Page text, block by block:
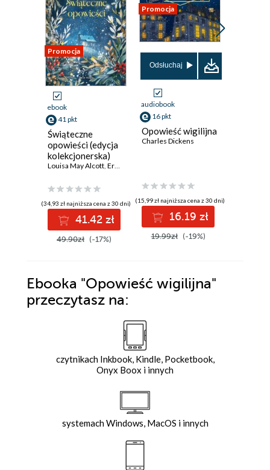
Promocja
ebook
41 pkt
Świąteczne
opowieści (edycja
kolekcjonerska)
Louisa May Alcott Ernst T.A. Hoffmann
(34,93 zł najniższa cena z 30 dni)
41.42 zł
49.90zł (-17%)
Promocja
Odsłuchaj
audiobook
16 pkt
Opowieść wigilijna
Charles Dickens
(15,99 zł najniższa cena z 30 dni)
16.19 zł
19.99zł (-19%)
Ebooka "Opowieść wigilijna"
przeczytasz na:
czytnikach Inkbook, Kindle, Pocketbook,
Onyx Boox i innych
systemach Windows, MacOS i innych